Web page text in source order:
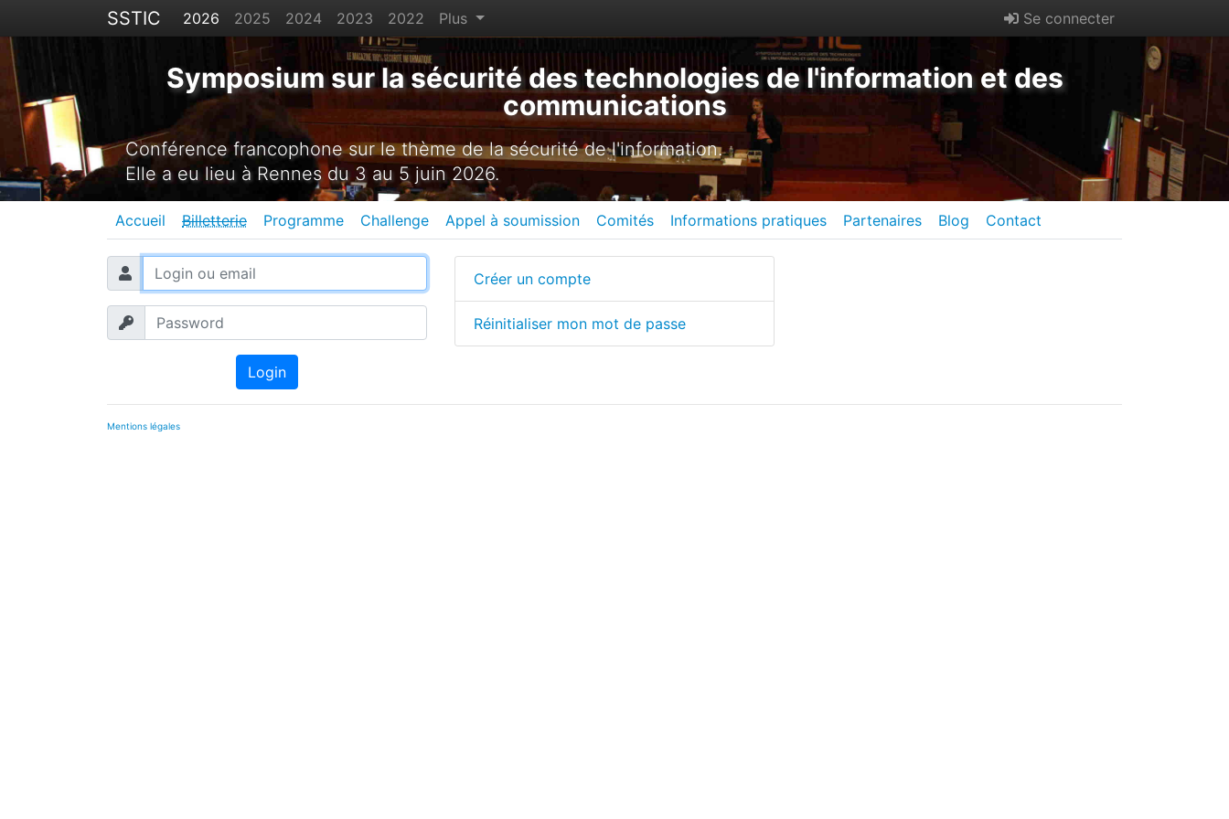
SSTIC 2026 2025 2024 2023 2022 Plus Se connecter
Symposium sur la sécurité des technologies de l'information et des
communications
Conférence francophone sur le thème de la sécurité de l'information.
Elle a eu lieu à Rennes du 3 au 5 juin 2026.
Accueil Billetterie Programme Challenge Appel à soumission Comités Informations pratiques Partenaires Blog Contact
Login
Créer un compte
Réinitialiser mon mot de passe
Mentions légales